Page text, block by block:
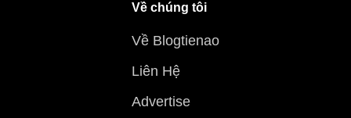
Về chúng tôi
Về Blogtienao
Liên Hệ
Advertise